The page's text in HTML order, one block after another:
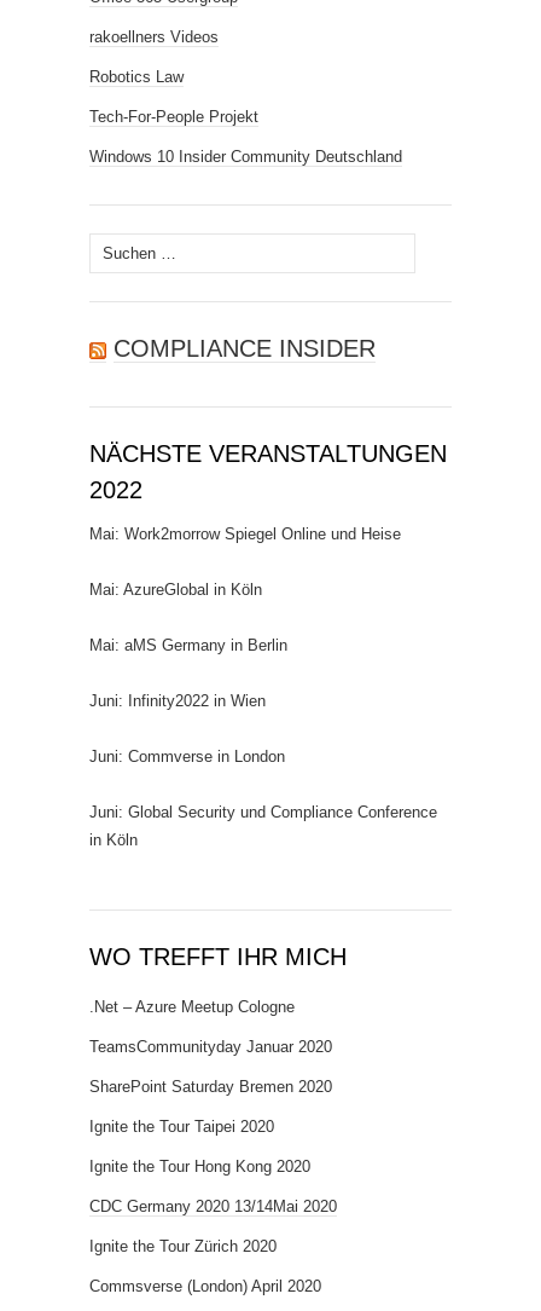
rakoellners Videos
Robotics Law
Tech-For-People Projekt
Windows 10 Insider Community Deutschland
Suchen
nach:
COMPLIANCE INSIDER
NÄCHSTE VERANSTALTUNGEN
2022
Mai: Work2morrow Spiegel Online und Heise
Mai: AzureGlobal in Köln
Mai: aMS Germany in Berlin
Juni: Infinity2022 in Wien
Juni: Commverse in London
Juni: Global Security und Compliance Conference
in Köln
WO TREFFT IHR MICH
.Net – Azure Meetup Cologne
TeamsCommunityday Januar 2020
SharePoint Saturday Bremen 2020
Ignite the Tour Taipei 2020
Ignite the Tour Hong Kong 2020
CDC Germany 2020 13/14Mai 2020
Ignite the Tour Zürich 2020
Commsverse (London) April 2020